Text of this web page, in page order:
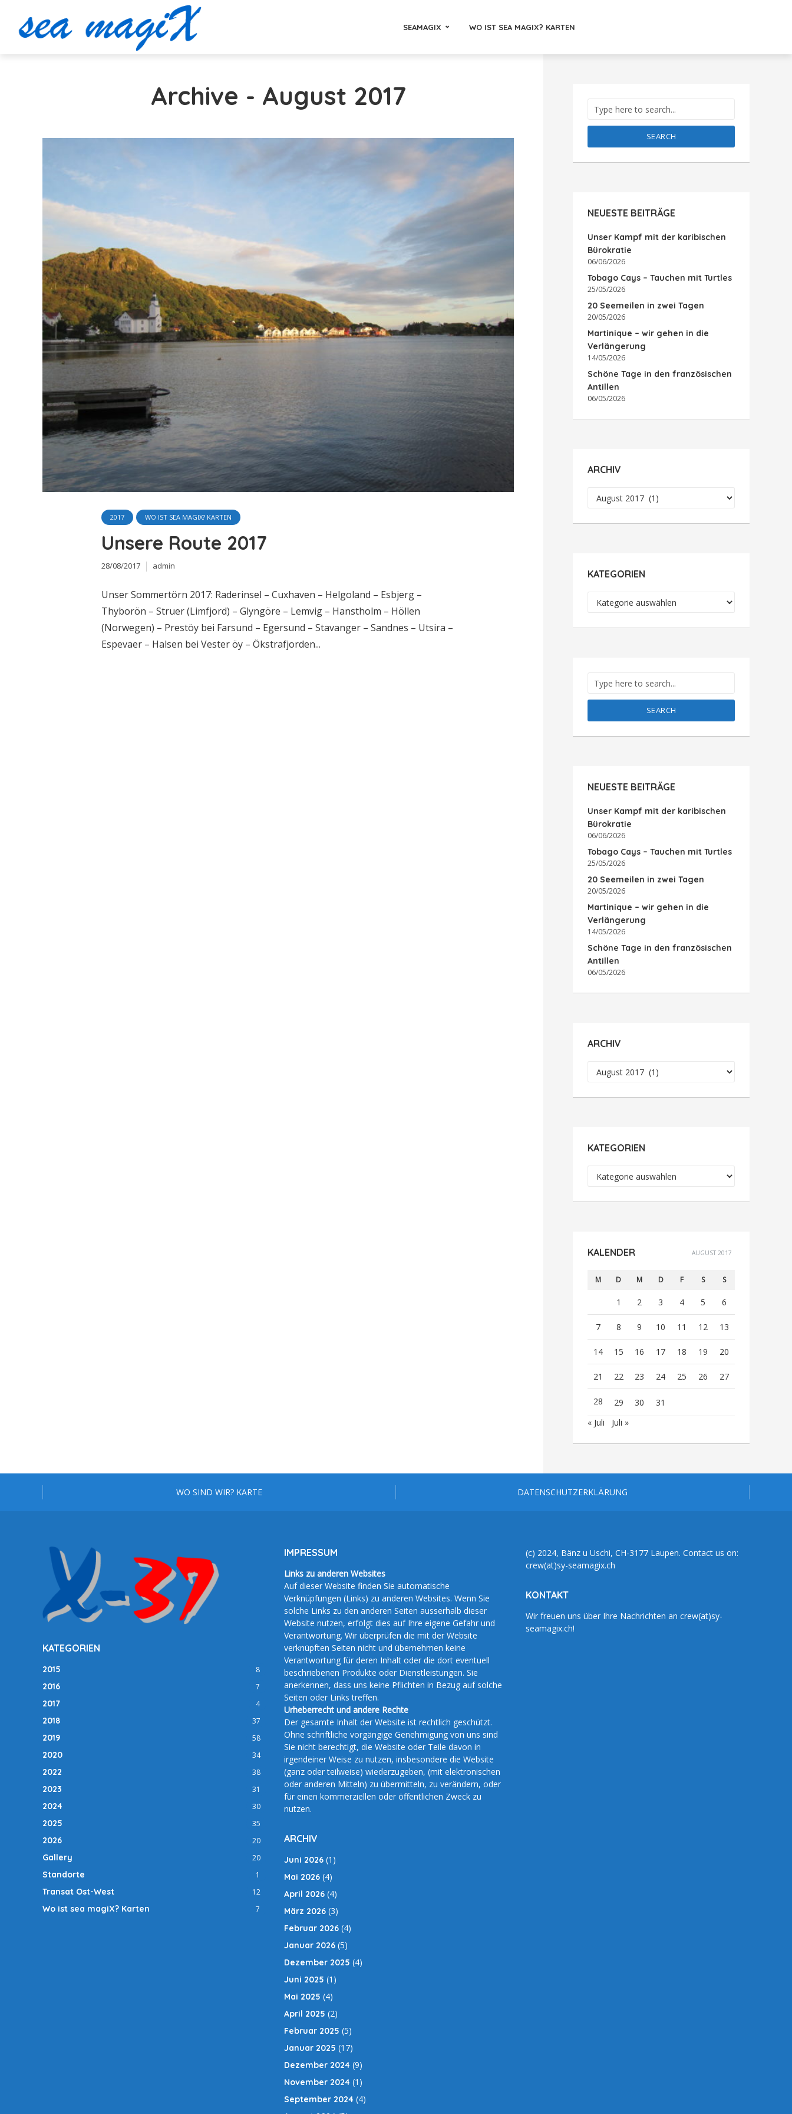
SEAMAGIX WO IST SEA MAGIX? KARTEN
Archive - August 2017
2017 WO IST SEA MAGIX? KARTEN
Unsere Route 2017
28/08/2017 admin
Unser Sommertörn 2017: Raderinsel – Cuxhaven – Helgoland – Esbjerg –
Thyborön – Struer (Limfjord) – Glyngöre – Lemvig – Hanstholm – Höllen
(Norwegen) – Prestöy bei Farsund – Egersund – Stavanger – Sandnes – Utsira –
Espevaer – Halsen bei Vester öy – Ökstrafjorden...
SEARCH
NEUESTE BEITRÄGE
Unser Kampf mit der karibischen
Bürokratie
06/06/2026
Tobago Cays – Tauchen mit Turtles
25/05/2026
20 Seemeilen in zwei Tagen
20/05/2026
Martinique – wir gehen in die
Verlängerung
14/05/2026
Schöne Tage in den französischen
Antillen
06/05/2026
ARCHIV
Archiv
KATEGORIEN
SEARCH
NEUESTE BEITRÄGE
Unser Kampf mit der karibischen
Bürokratie
06/06/2026
Tobago Cays – Tauchen mit Turtles
25/05/2026
20 Seemeilen in zwei Tagen
20/05/2026
Martinique – wir gehen in die
Verlängerung
14/05/2026
Schöne Tage in den französischen
Antillen
06/05/2026
ARCHIV
Archiv
KATEGORIEN
KALENDER AUGUST 2017
M D M D F S S
1 2 3 4 5 6
7 8 9 10 11 12 13
14 15 16 17 18 19 20
21 22 23 24 25 26 27
28 29 30
31
« Juli
Juli »
WO SIND WIR? KARTE DATENSCHUTZERKLÄRUNG
KATEGORIEN
2015 8
2016 7
2017 4
2018 37
2019 58
2020 34
2022 38
2023 31
2024 30
2025 35
2026 20
Gallery 20
Standorte 1
Transat Ost-West 12
Wo ist sea magiX? Karten 7
IMPRESSUM
Links zu anderen Websites
Auf dieser Website finden Sie automatische
Verknüpfungen (Links) zu anderen Websites. Wenn Sie
solche Links zu den anderen Seiten ausserhalb dieser
Website nutzen, erfolgt dies auf Ihre eigene Gefahr und
Verantwortung. Wir überprüfen die mit der Website
verknüpften Seiten nicht und übernehmen keine
Verantwortung für deren Inhalt oder die dort eventuell
beschriebenen Produkte oder Dienstleistungen. Sie
anerkennen, dass uns keine Pflichten in Bezug auf solche
Seiten oder Links treffen.
Urheberrecht und andere Rechte
Der gesamte Inhalt der Website ist rechtlich geschützt.
Ohne schriftliche vorgängige Genehmigung von uns sind
Sie nicht berechtigt, die Website oder Teile davon in
irgendeiner Weise zu nutzen, insbesondere die Website
(ganz oder teilweise) wiederzugeben, (mit elektronischen
oder anderen Mitteln) zu übermitteln, zu verändern, oder
für einen kommerziellen oder öffentlichen Zweck zu
nutzen.
ARCHIV
Juni 2026 (1)
Mai 2026 (4)
April 2026 (4)
März 2026 (3)
Februar 2026 (4)
Januar 2026 (5)
Dezember 2025 (4)
Juni 2025 (1)
Mai 2025 (4)
April 2025 (2)
Februar 2025 (5)
Januar 2025 (17)
Dezember 2024 (9)
November 2024 (1)
September 2024 (4)
(c) 2024, Bänz u Uschi, CH-3177 Laupen. Contact us on:
crew(at)sy-seamagix.ch
KONTAKT
Wir freuen uns über Ihre Nachrichten an crew(at)sy-
seamagix.ch!